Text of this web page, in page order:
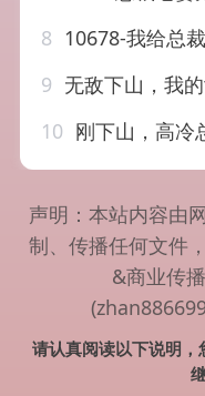
8 10678-我给总裁老婆当保镖&
9 无敌下山，我的女神老婆风华绝
10 刚下山，高冷总裁赖上我&
声明：本站内容由
制、传播任何文件
&商业传
请认真阅读以下说明